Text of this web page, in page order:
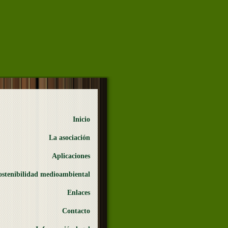
Inicio
La asociación
Aplicaciones
medioambiental
Enlaces
Contacto